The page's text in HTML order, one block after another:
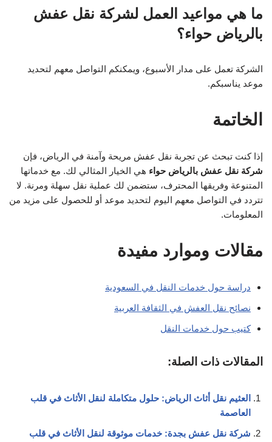
ما هي مواعيد العمل لشركة نقل عفش
بالرياض حواء؟
الشركة تعمل على مدار الأسبوع، ويمكنكم التواصل معهم لتحديد
موعد يناسبكم.
الخاتمة
إذا كنت تبحث عن تجربة نقل عفش مريحة وآمنة في الرياض، فإن
شركة نقل عفش بالرياض حواء هي الخيار المثالي لك. مع خدماتها
المتنوعة وفريقها المحترف، ستضمن لك عملية نقل سهلة ومرنة. لا
تتردد في التواصل معهم اليوم لتحديد موعد أو للحصول على مزيد من
المعلومات.
مقالات وموارد مفيدة
دراسة حول خدمات النقل في السعودية
نصائح نقل العفش في الثقافة العربية
كتيب حول خدمات النقل
المقالات ذات الصلة:
العثيم نقل أثاث الرياض: حلول متكاملة لنقل الأثاث في قلب
العاصمة
شركة نقل عفش بجدة: خدمات موثوقة لنقل الأثاث في قلب